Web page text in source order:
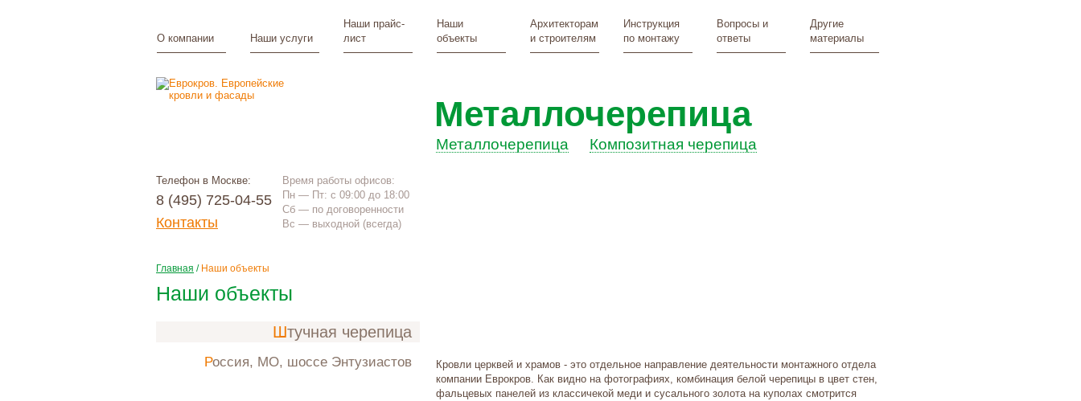
О компании Наши услуги
Наши прайс-
лист
Наши
объекты
Архитекторам
и строителям
Инструкция
по монтажу
Вопросы и
ответы
Другие
материалы
Телефон в Москве:
8 (495) 725-04-55
Контакты
Время работы офисов:
Пн — Пт: с 09:00 до 18:00
Сб — по договоренности
Вс — выходной (всегда)
Металлочерепица
Металлочерепица Композитная черепица
Главная / Наши объекты
Наши объекты
Штучная черепица
Россия, МО, шоссе Энтузиастов
Кровли церквей и храмов - это отдельное направление деятельности монтажного отдела
компании Еврокров. Как видно на фотографиях, комбинация белой черепицы в цвет стен,
фальцевых панелей из классичекой меди и сусального золота на куполах смотрится